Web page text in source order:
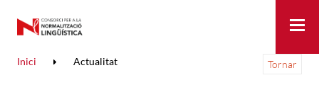
Inici Actualitat Tornar